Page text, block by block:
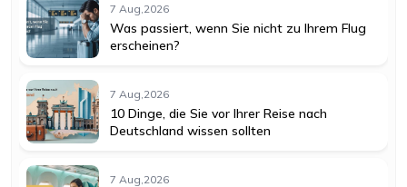
7 Aug,2026
Was passiert, wenn Sie nicht zu Ihrem Flug
erscheinen?
7 Aug,2026
10 Dinge, die Sie vor Ihrer Reise nach
Deutschland wissen sollten
7 Aug,2026